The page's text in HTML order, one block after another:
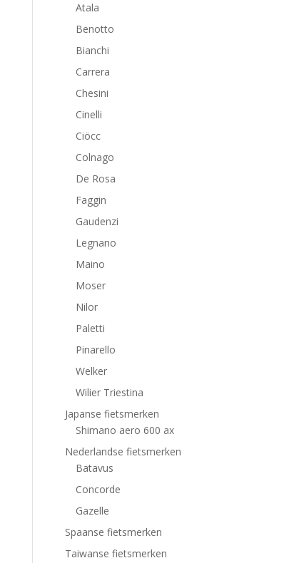
Atala
Benotto
Bianchi
Carrera
Chesini
Cinelli
Ciöcc
Colnago
De Rosa
Faggin
Gaudenzi
Legnano
Maino
Moser
Nilor
Paletti
Pinarello
Welker
Wilier Triestina
Japanse fietsmerken
Shimano aero 600 ax
Nederlandse fietsmerken
Batavus
Concorde
Gazelle
Spaanse fietsmerken
Taiwanse fietsmerken